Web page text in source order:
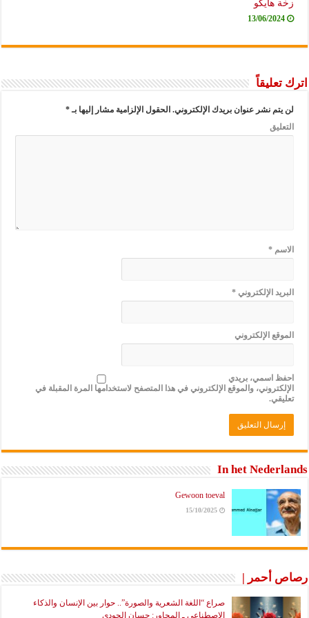
13/06/
نشر عنوان بريدك الإلكتروني.الحقول الإلزامية مشار إليها بـ*
الإلكتروني*
الإلكتروني
اسمي، بريدي
والموقع الإلكتروني في هذا المتصفح لاستخدامها المرة المقبلة في
In het
Gewoon toeval
15/10/2025
|
صراع “اللغة الشعرية والصورة”.. حوار بين الإنسان والذكاء
الاصطناعي ـ المحاور: حسان الجودي